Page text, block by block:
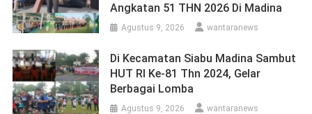
Angkatan 51 THN 2026 Di Madina
Agustus 9, 2026 wantaranews
Di Kecamatan Siabu Madina Sambut
HUT RI Ke-81 Thn 2024, Gelar
Berbagai Lomba
Agustus 9, 2026 wantaranews